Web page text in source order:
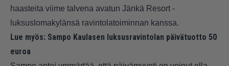
haasteita viime talvena avatun Jänkä Resort -
luksuslomakylänsä ravintolatoiminnan kanssa.
Lue myös: Sampo Kaulasen luksusravintolan päivätuotto 50
euroa